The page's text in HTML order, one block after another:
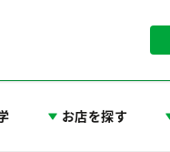
お店を探す